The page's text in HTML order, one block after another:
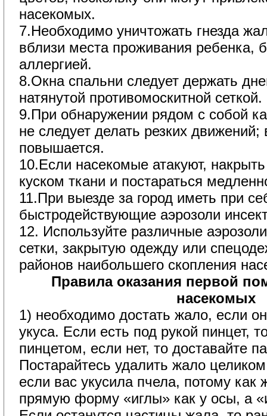
насекомых.
7.Необходимо уничтожать гнезда
вблизи места проживания ребенка,
аллергией.
8.Окна спальни следует держать
натянутой противомоскитной сеткой.
9.При обнаружении рядом с собой
не следует делать резких движений;
повышается.
10.Если насекомые атакуют,
куском ткани и постараться
11.При выезде за город иметь при
быстродействующие аэрозоли
12. Используйте различные
сетки, закрытую одежду или
районов наибольшего скопления
Правила оказания первой
насекомых
1) необходимо достать жало, если
укуса. Если есть под рукой пинцет,
пинцетом, если нет, то доставайте
Постарайтесь удалить жало
если вас укусила пчела, потому как
прямую форму «иглы» как у осы, а